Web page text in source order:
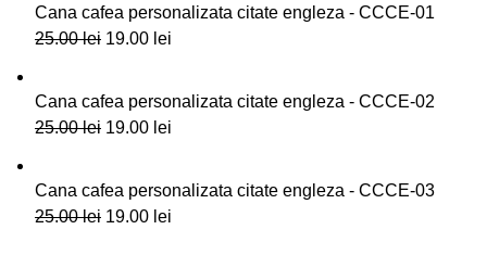
Cana cafea personalizata citate engleza - CCCE-01
25.00lei 19.00 lei
Cana cafea personalizata citate engleza - CCCE-02
25.00lei 19.00 lei
Cana cafea personalizata citate engleza - CCCE-03
25.00lei 19.00 lei